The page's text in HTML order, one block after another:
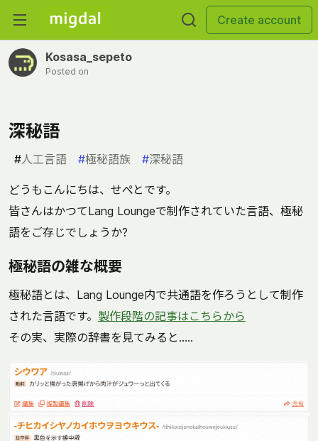
Create account
Kosasa_sepeto
Posted on
深秘語
#人工言語 #極秘語族 #深秘語
どうもこんにちは、せぺとです。
皆さんはかつてLang Loungeで制作されていた言語、極秘
語をご存じでしょうか?
極秘語の雑な概要
極秘語とは、Lang Lounge内で共通語を作ろうとして制作
された言語です。 製作段階の記事はこちらから
その実、実際の辞書を見てみると.....